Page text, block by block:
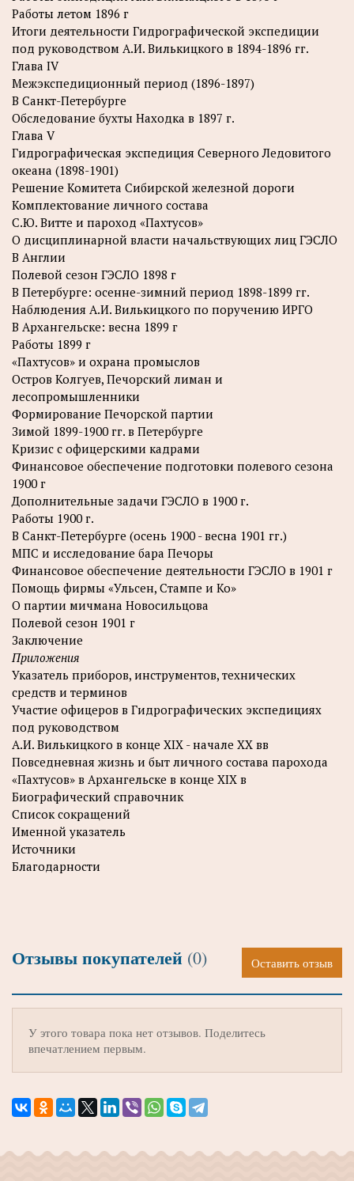
Работы летом 1896 г
Итоги деятельности Гидрографической экспедиции
под руководством А.И. Вилькицкого в 1894-1896 гг.
Глава IV
Межэкспедиционный период (1896-1897)
В Санкт-Петербурге
Обследование бухты Находка в 1897 г.
Глава V
Гидрографическая экспедиция Северного Ледовитого
океана (1898-1901)
Решение Комитета Сибирской железной дороги
Комплектование личного состава
С.Ю. Витте и пароход «Пахтусов»
О дисциплинарной власти начальствующих лиц ГЭСЛО
В Англии
Полевой сезон ГЭСЛО 1898 г
В Петербурге: осенне-зимний период 1898-1899 гг.
Наблюдения А.И. Вилькицкого по поручению ИРГО
В Архангельске: весна 1899 г
Работы 1899 г
«Пахтусов» и охрана промыслов
Остров Колгуев, Печорский лиман и
лесопромышленники
Формирование Печорской партии
Зимой 1899-1900 гг. в Петербурге
Кризис с офицерскими кадрами
Финансовое обеспечение подготовки полевого сезона
1900 г
Дополнительные задачи ГЭСЛО в 1900 г.
Работы 1900 г.
В Санкт-Петербурге (осень 1900 - весна 1901 гг.)
МПС и исследование бара Печоры
Финансовое обеспечение деятельности ГЭСЛО в 1901 г
Помощь фирмы «Ульсен, Стампе и Ко»
О партии мичмана Новосильцова
Полевой сезон 1901 г
Заключение
Приложения
Указатель приборов, инструментов, технических
средств и терминов
Участие офицеров в Гидрографических экспедициях
под руководством
А.И. Вилькицкого в конце ХIХ - начале XX вв
Повседневная жизнь и быт личного состава парохода
«Пахтусов» в Архангельске в конце XIX в
Биографический справочник
Список сокращений
Именной указатель
Источники
Благодарности
Отзывы покупателей (0) Оставить отзыв
У этого товара пока нет отзывов. Поделитесь
впечатлением первым.